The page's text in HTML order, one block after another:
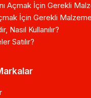
Açmak İçin Gerekli
İçin Gerekli
Nasıl Kullanılır?
Satılır?